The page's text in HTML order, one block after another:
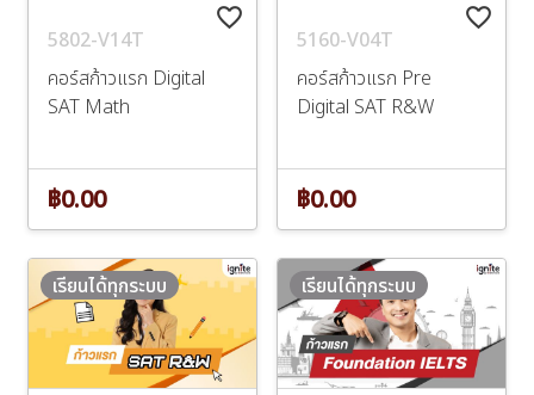
favorite_border
5802-V14T
คอร์สก้าวแรก Digital
SAT Math
฿0.00
favorite_border
5160-V04T
คอร์สก้าวแรก Pre
Digital SAT R&W
฿0.00
เรียนได้ทุกระบบ เรียนได้ทุกระบบ